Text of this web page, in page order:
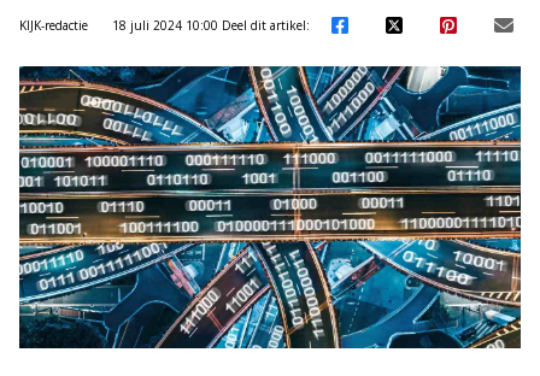
KIJK-redactie 18 juli 2024 10:00 Deel dit artikel: